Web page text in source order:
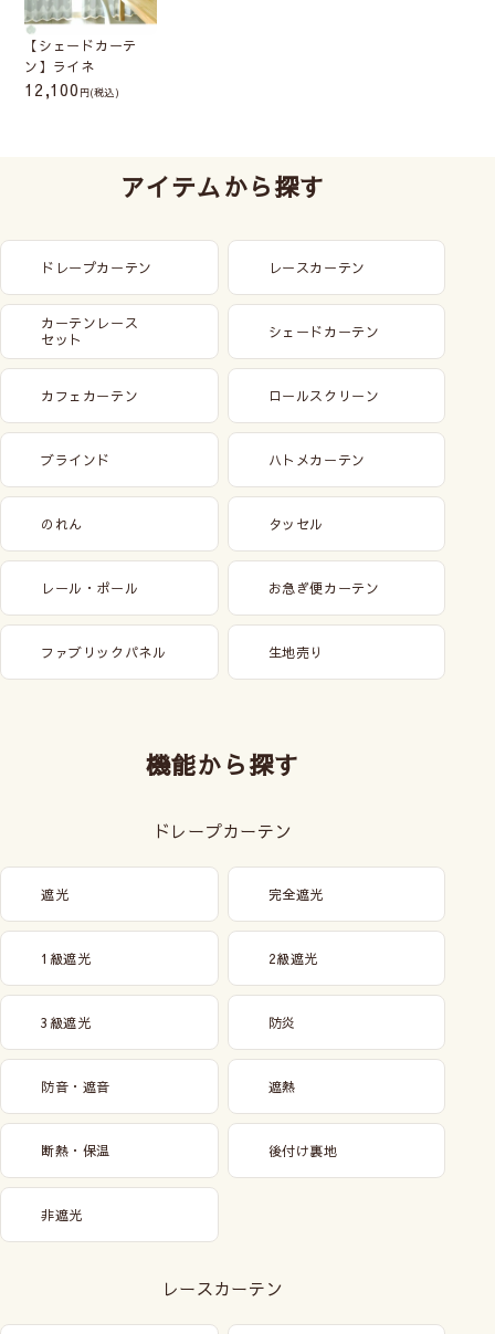
【シェードカーテ
ン】ライネ
12,100 (税込)
アイテムから探す
ドレープカーテン レースカーテン
カーテンレース
セット
シェードカーテン
カフェカーテン ロールスクリーン
ブラインド ハトメカーテン
のれん タッセル
レール・ポール お急ぎ便カーテン
ファブリックパネル 生地売り
機能から探す
ドレープカーテン
遮光 完全遮光
1級遮光 2級遮光
3級遮光 防炎
防音・遮音 遮熱
断熱・保温 後付け裏地
非遮光
レースカーテン